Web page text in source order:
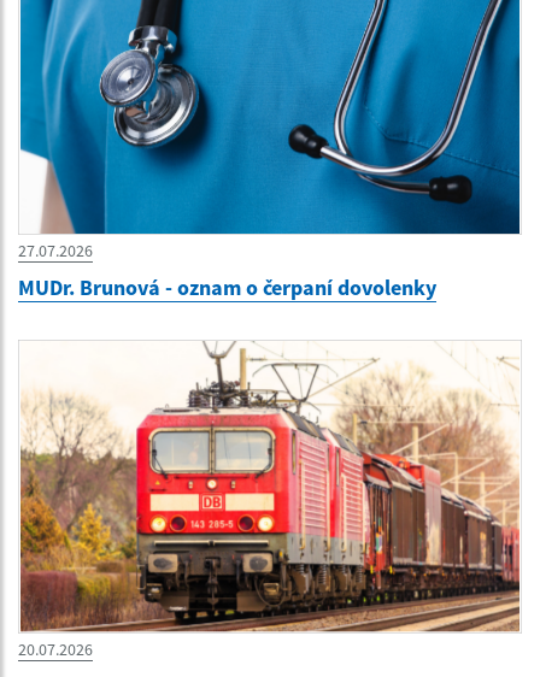
27.07.2026
MUDr. Brunová - oznam o čerpaní dovolenky
20.07.2026